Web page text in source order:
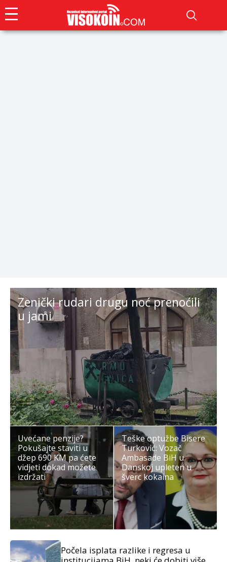
Zenički rudari drugu noć prenoćili
u jami
Uvećane penzije?
Pokušajte staviti u
džep 690 KM pa ćete
vidjeti dokad možete
izdržati
Teške optužbe Bisere
Turković: Vozač
Ambasade BiH u
Danskoj upleten u
šverc kokaina
Počela isplata razlike i regresa u